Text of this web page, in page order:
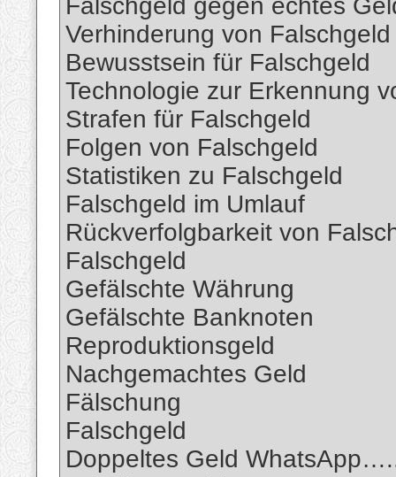
Falschgeld gegen echtes
Verhinderung von Falschgeld
Bewusstsein für Falschgeld
Technologie zur Erkennung
Strafen für Falschgeld
Folgen von Falschgeld
Statistiken zu Falschgeld
Falschgeld im Umlauf
Rückverfolgbarkeit von
Falschgeld
Gefälschte Währung
Gefälschte Banknoten
Reproduktionsgeld
Nachgemachtes Geld
Fälschung
Falschgeld
Doppeltes Geld